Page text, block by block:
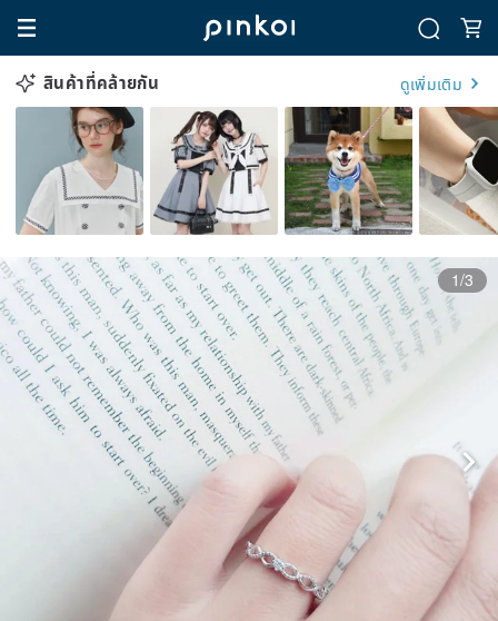
สินค้าที่คล้ายกัน ดูเพิ่มเติม
1/3